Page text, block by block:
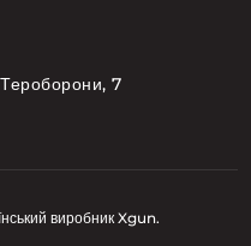
7
виробник Xgun.